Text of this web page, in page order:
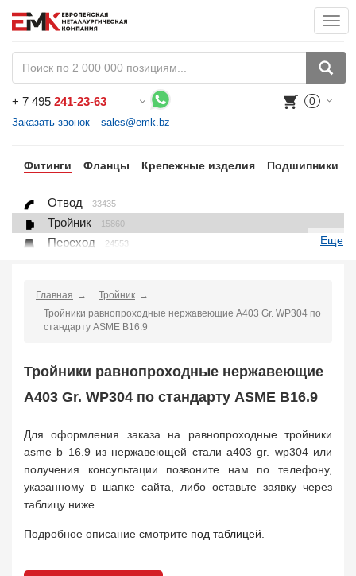
+ 7 495 241-23-63
Заказать звонок sales@emk.bz
0
Фитинги Фланцы Крепежные изделия Подшипники
Отвод 33435
Тройник 15860
Переход 24553
Крестовина 361
Переходник понижающий
Заглушка, крышка
Пробка 72
Бобышка
Втулка для фланца
Еще
Главная
Тройник
Тройники равнопроходные нержавеющие A403 Gr. WP304 по
стандарту ASME B16.9
Тройники равнопроходные нержавеющие
A403 Gr. WP304 по стандарту ASME B16.9
Для оформления заказа на равнопроходные тройники
asme b 16.9 из нержавеющей стали a403 gr. wp304 или
получения консультации позвоните нам по телефону,
указанному в шапке сайта, либо оставьте заявку через
таблицу ниже.
Подробное описание смотрите под таблицей